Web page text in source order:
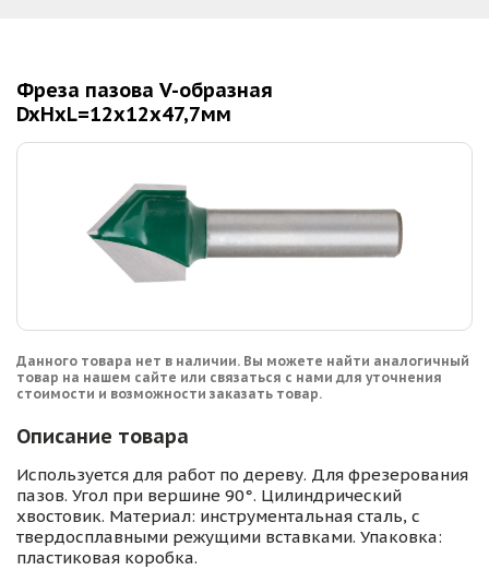
Фреза пазова V-образная
DxHxL=12х12х47,7мм
Данного товара нет в наличии. Вы можете найти аналогичный
товар на нашем сайте или связаться с нами для уточнения
стоимости и возможности заказать товар.
Описание товара
Используется для работ по дереву. Для фрезерования
пазов. Угол при вершине 90°. Цилиндрический
хвостовик. Материал: инструментальная сталь, с
твердосплавными режущими вставками. Упаковка:
пластиковая коробка.